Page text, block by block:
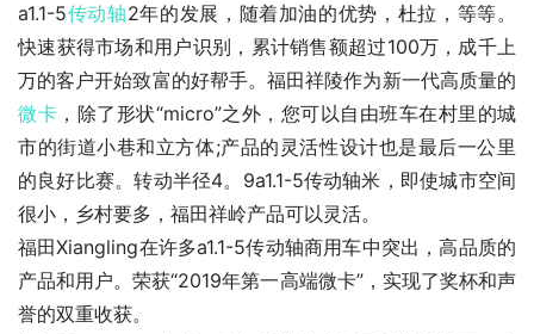
a1.1-5传动轴2年的发展，随着加油的优势，杜拉，等等。
快速获得市场和用户识别，累计销售额超过100万，成千上
万的客户开始致富的好帮手。福田祥陵作为新一代高质量的
微卡 ，除了形状“micro”之外，您可以自由班车在村里的城
市的街道小巷和立方体;产品的灵活性设计也是最后一公里
的良好比赛。转动半径4。9a1.1-5传动轴米，即使城市空间
很小，乡村要多，福田祥岭产品可以灵活。
福田Xiangling在许多a1.1-5传动轴商用车中突出，高品质的
产品和用户。荣获“2019年第一高端微卡”，实现了奖杯和声
誉的双重收获。